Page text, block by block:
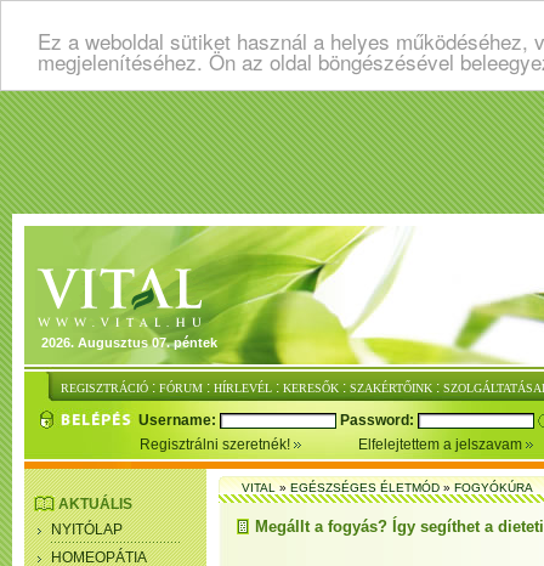
Ez a weboldal sütiket használ a helyes
megjelenítéséhez. Ön az oldal böngészésével
2026. Augusztus 07. péntek
REGISZTRÁCIÓ : FÓRUM : HÍRLEVÉL : KERESŐK : SZAKÉRTŐINK :
Username:
Password:
Regisztrálni szeretnék!
Elfelejtettem a jelszavam
AKTUÁLIS
NYITÓLAP
HOMEOPÁTIA
VITAL»EGÉSZSÉGES ÉLETMÓD»FOGYÓKÚRA
Megállt a fogyás? Így segíthet a